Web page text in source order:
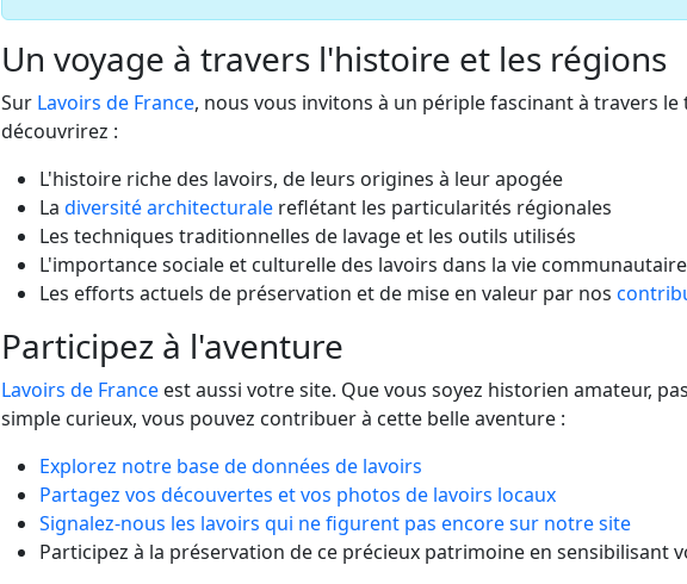
Un voyage à travers l'histoire et les régions
Sur Lavoirs de France, nous vous invitons à un périple fascinant à travers
découvrirez :
L'histoire riche des lavoirs, de leurs origines à leur apogée
La diversité architecturale reflétant les particularités régionales
Les techniques traditionnelles de lavage et les outils utilisés
L'importance sociale et culturelle des lavoirs dans la vie communautaire
Les efforts actuels de préservation et de mise en valeur par nos
Participez à l'aventure
Lavoirs de France est aussi votre site. Que vous soyez historien amateur,
simple curieux, vous pouvez contribuer à cette belle aventure :
Explorez notre base de données de lavoirs
Partagez vos découvertes et vos photos de lavoirs locaux
Signalez-nous les lavoirs qui ne figurent pas encore sur notre site
Participez à la préservation de ce précieux patrimoine en sensibilisant